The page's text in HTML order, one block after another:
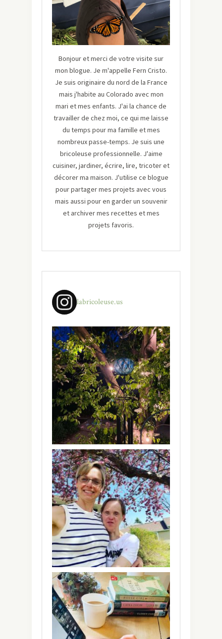
Bonjour et merci de votre visite sur
mon blogue. Je m'appelle Fern Cristo.
Je suis originaire du nord de la France
mais j'habite au Colorado avec mon
mari et mes enfants. J'ai la chance de
travailler de chez moi, ce qui me laisse
du temps pour ma famille et mes
nombreux passe-temps. Je suis une
bricoleuse professionnelle. J'aime
cuisiner, jardiner, écrire, lire, tricoter et
décorer ma maison. J'utilise ce blogue
pour partager mes projets avec vous
mais aussi pour en garder un souvenir
et archiver mes recettes et mes
projets favoris.
labricoleuse.us